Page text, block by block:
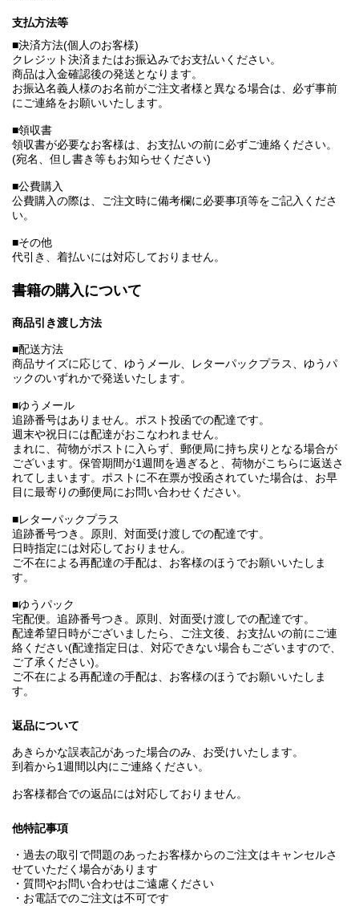
支払方法等
■決済方法(個人のお客様)
クレジット決済またはお振込みでお支払いください。
商品は入金確認後の発送となります。
お振込名義人様のお名前がご注文者様と異なる場合は、必ず事前
にご連絡をお願いいたします。
■領収書
領収書が必要なお客様は、お支払いの前に必ずご連絡ください。
(宛名、但し書き等もお知らせください)
■公費購入
公費購入の際は、ご注文時に備考欄に必要事項等をご記入くださ
い。
■その他
代引き、着払いには対応しておりません。
書籍の購入について
商品引き渡し方法
■配送方法
商品サイズに応じて、ゆうメール、レターパックプラス、ゆうパ
ックのいずれかで発送いたします。
■ゆうメール
追跡番号はありません。ポスト投函での配達です。
週末や祝日には配達がおこなわれません。
まれに、荷物がポストに入らず、郵便局に持ち戻りとなる場合が
ございます。保管期間が1週間を過ぎると、荷物がこちらに返送さ
れてしまいます。ポストに不在票が投函されていた場合は、お早
目に最寄りの郵便局にお問い合わせください。
■レターパックプラス
追跡番号つき。原則、対面受け渡しでの配達です。
日時指定には対応しておりません。
ご不在による再配達の手配は、お客様のほうでお願いいたしま
す。
■ゆうパック
宅配便。追跡番号つき。原則、対面受け渡しでの配達です。
配達希望日時がございましたら、ご注文後、お支払いの前にご連
絡ください(配達指定日は、対応できない場合もございますので、
ご了承ください)。
ご不在による再配達の手配は、お客様のほうでお願いいたしま
す。
返品について
あきらかな誤表記があった場合のみ、お受けいたします。
到着から1週間以内にご連絡ください。
お客様都合での返品には対応しておりません。
他特記事項
・過去の取引で問題のあったお客様からのご注文はキャンセルさ
せていただく場合があります
・質問やお問い合わせはご遠慮ください
・お電話でのご注文は不可です